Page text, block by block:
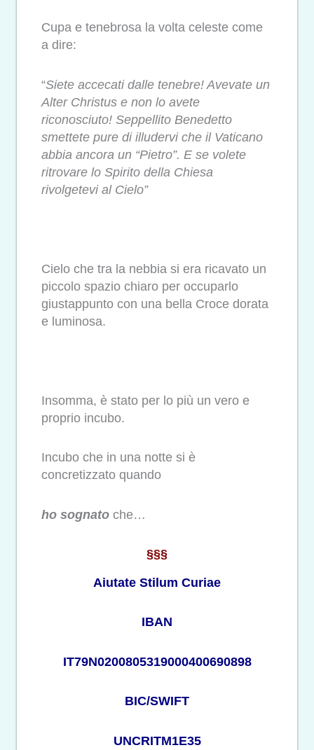
Cupa e tenebrosa la volta celeste come
a dire:
“Siete accecati dalle tenebre! Avevate un
Alter Christus e non lo avete
riconosciuto! Seppellito Benedetto
smettete pure di illudervi che il Vaticano
abbia ancora un “Pietro”. E se volete
ritrovare lo Spirito della Chiesa
rivolgetevi al Cielo”
Cielo che tra la nebbia si era ricavato un
piccolo spazio chiaro per occuparlo
giustappunto con una bella Croce dorata
e luminosa.
Insomma, è stato per lo più un vero e
proprio incubo.
Incubo che in una notte si è
concretizzato quando
ho sognato che…
§§§
Aiutate Stilum Curiae
IBAN
IT79N0200805319000400690898
BIC/SWIFT
UNCRITM1E35